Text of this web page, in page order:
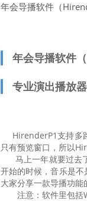
年会导播软件（
年会导播软件
专业演出播放器
HirenderP1支持多路
只有预览窗口，所以
马上一年就要过去了
开始的时候，音乐是
大家分享一款导播功能
注意：软件里包括